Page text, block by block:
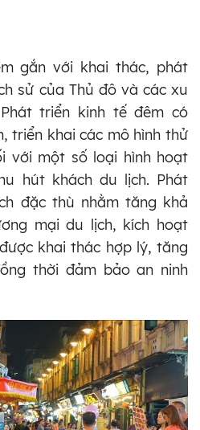
gắn với khai thác, phát
sử của Thủ đô và các xu
triển kinh tế đêm có
triển khai các mô hình thử
với một số loại hình hoạt
hút khách du lịch. Phát
đặc thù nhằm tăng khả
mại du lịch, kích hoạt
khai thác hợp lý, tăng
thời đảm bảo an ninh